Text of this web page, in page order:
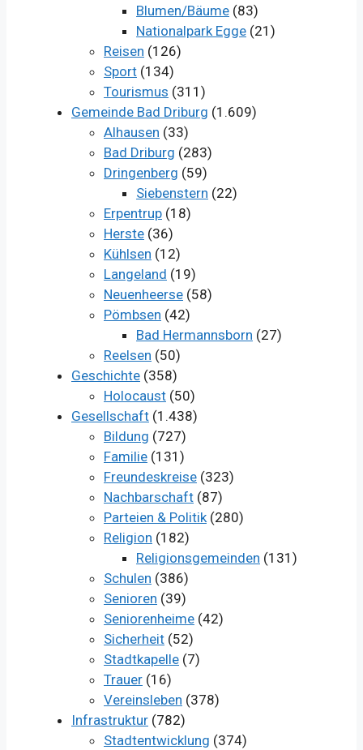
Blumen/Bäume (83)
Nationalpark Egge (21)
Reisen (126)
Sport (134)
Tourismus (311)
Gemeinde Bad Driburg (1.609)
Alhausen (33)
Bad Driburg (283)
Dringenberg (59)
Siebenstern (22)
Erpentrup (18)
Herste (36)
Kühlsen (12)
Langeland (19)
Neuenheerse (58)
Pömbsen (42)
Bad Hermannsborn (27)
Reelsen (50)
Geschichte (358)
Holocaust (50)
Gesellschaft (1.438)
Bildung (727)
Familie (131)
Freundeskreise (323)
Nachbarschaft (87)
Parteien & Politik(280)
Religion (182)
Religionsgemeinden (131)
Schulen (386)
Senioren (39)
Seniorenheime (42)
Sicherheit (52)
Stadtkapelle (7)
Trauer (16)
Vereinsleben (378)
Infrastruktur (782)
Stadtentwicklung (374)